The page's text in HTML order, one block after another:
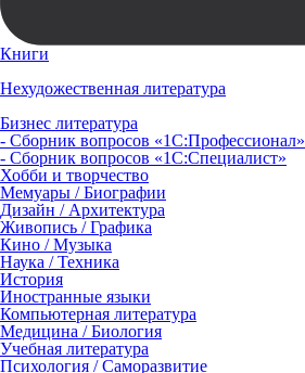
Книги
Нехудожественная литература
Бизнес литература
- Сборник вопросов «1С:Профессионал»
- Сборник вопросов «1С:Специалист»
Хобби и творчество
Мемуары / Биографии
Дизайн / Архитектура
Живопись / Графика
Кино / Музыка
Наука / Техника
История
Иностранные языки
Компьютерная литература
Медицина / Биология
Учебная литература
Психология / Саморазвитие